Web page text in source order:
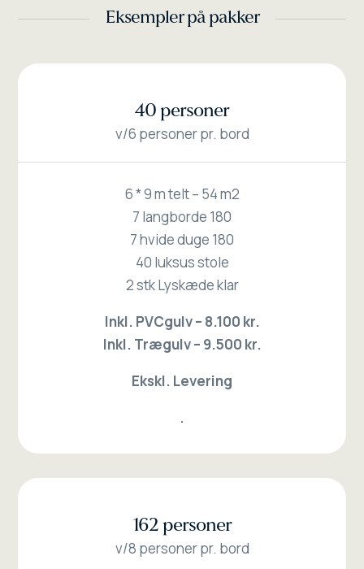
Eksempler på pakker
40 personer
v/6 personer pr. bord
6 * 9 m telt – 54 m2
7 langborde 180
7 hvide duge 180
40 luksus stole
2 stk Lyskæde klar
Inkl. PVCgulv – 8.100 kr.
Inkl. Trægulv – 9.500 kr.
Ekskl. Levering
.
162 personer
v/8 personer pr. bord